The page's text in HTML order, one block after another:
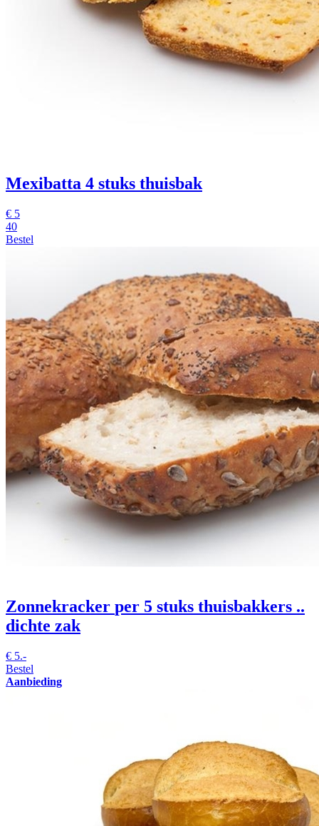
Mexibatta 4 stuks thuisbak
€ 5
40
Bestel
Zonnekracker per 5 stuks thuisbakkers ..
dichte zak
€ 5.-
Bestel
Aanbieding